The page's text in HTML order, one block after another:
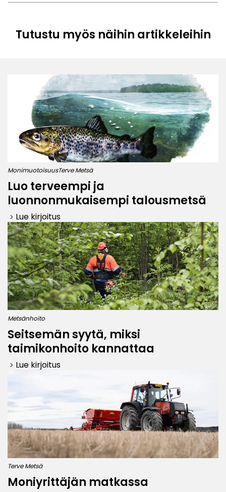
Tutustu myös näihin artikkeleihin
MonimuotoisuusTerve Metsä
Luo terveempi ja
luonnonmukaisempi talousmetsä
keyboard_arrow_right Lue kirjoitus
Metsänhoito
Seitsemän syytä, miksi
taimikonhoito kannattaa
keyboard_arrow_right Lue kirjoitus
Terve Metsä
Moniyrittäjän matkassa